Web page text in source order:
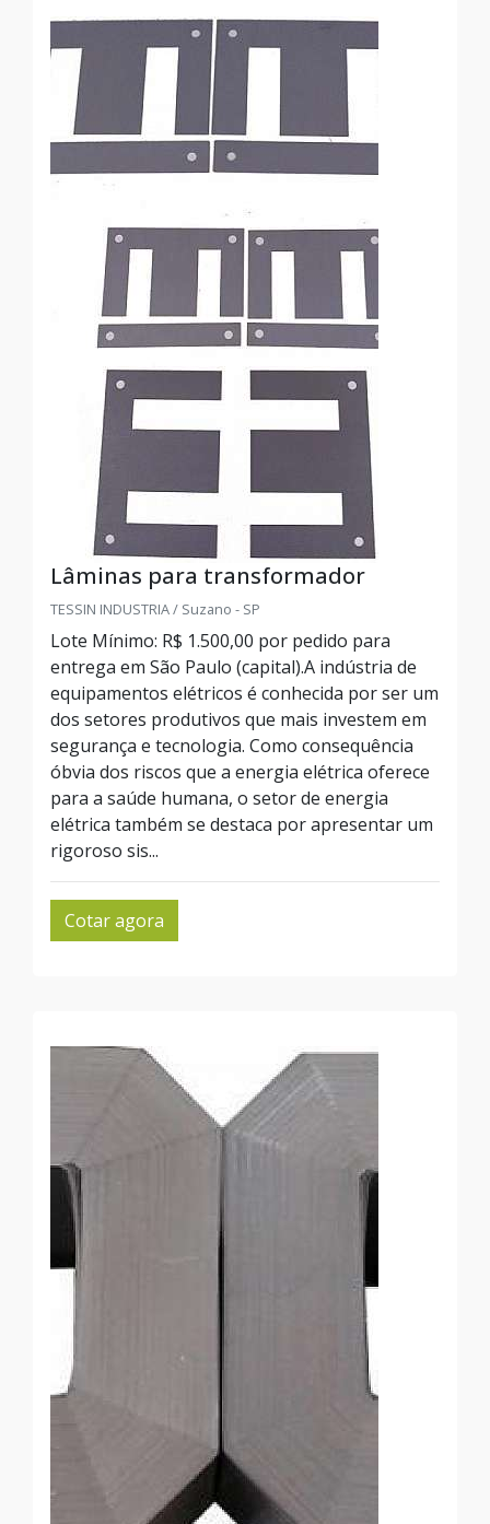
Lâminas para transformador
TESSIN INDUSTRIA / Suzano - SP
Lote Mínimo: R$ 1.500,00 por pedido para
entrega em São Paulo (capital).A indústria de
equipamentos elétricos é conhecida por ser um
dos setores produtivos que mais investem em
segurança e tecnologia. Como consequência
óbvia dos riscos que a energia elétrica oferece
para a saúde humana, o setor de energia
elétrica também se destaca por apresentar um
rigoroso sis...
Cotar agora